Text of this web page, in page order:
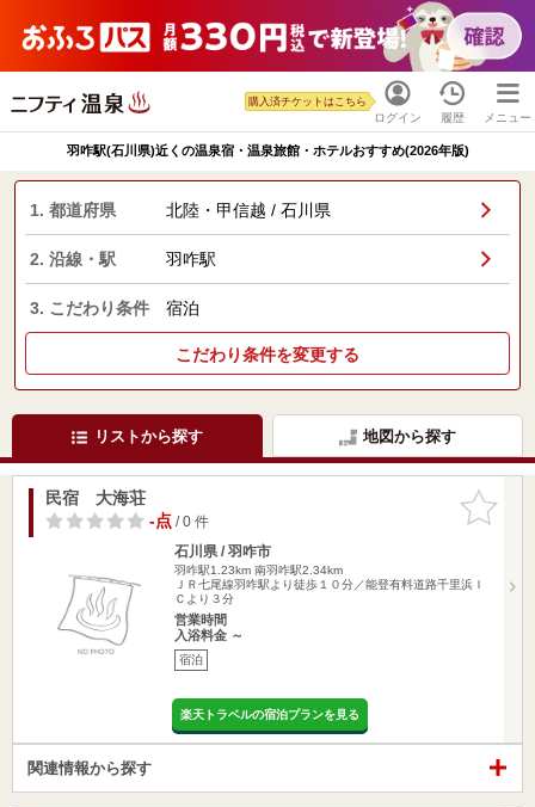
ログイン
購入済チケットはこちら
履歴 メニュー
羽咋駅(石川県)近くの温泉宿・温泉旅館・ホテルおすすめ(2026年版)
1. 都道府県 北陸・甲信越 / 石川県
2. 沿線・駅 羽咋駅
3. こだわり条件 宿泊
こだわり条件を変更する
リストから探す 地図から探す
お気に入
りに追加
民宿 大海荘
-点/ 0 件
石川県 / 羽咋市
羽咋駅1.23km 南羽咋駅2.34km
ＪＲ七尾線羽咋駅より徒歩１０分／能登有料道路千里浜Ｉ
Ｃより３分
営業時間
入浴料金 ～
宿泊
楽天トラベルの宿泊プランを見る
関連情報から探す